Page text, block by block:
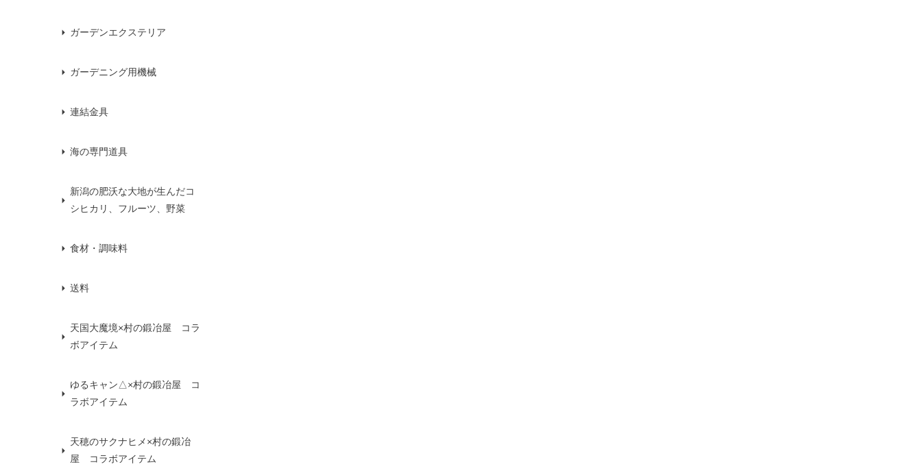
ガーデンエクステリア
ガーデニング用機械
連結金具
海の専門道具
新潟の肥沃な大地が生んだコ
シヒカリ、フルーツ、野菜
食材・調味料
送料
天国大魔境×村の鍛冶屋 コラ
ボアイテム
ゆるキャン△×村の鍛冶屋 コ
ラボアイテム
天穂のサクナヒメ×村の鍛冶
屋 コラボアイテム